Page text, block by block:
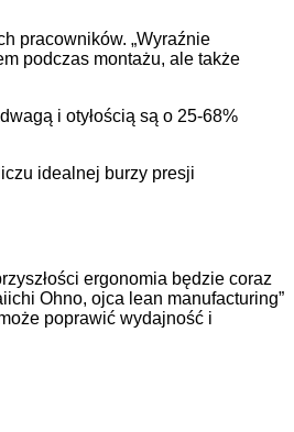
pracowników. „Wyraźnie
podczas montażu, ale także
i otyłością są o 25-68%
idealnej burzy presji
ergonomia będzie coraz
Ohno, ojca lean manufacturing”
poprawić wydajność i